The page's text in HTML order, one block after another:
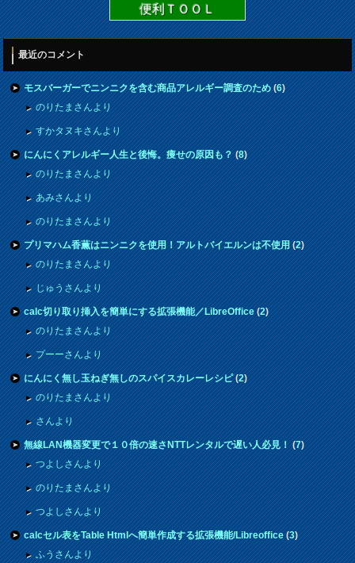
便利ＴＯＯＬ
最近のコメント
モスバーガーでニンニクを含む商品アレルギー調査のため(6)
のりたまさんより
すかタヌキさんより
にんにくアレルギー人生と後悔。痩せの原因も？(8)
のりたまさんより
あみさんより
のりたまさんより
プリマハム香薫はニンニクを使用！アルトバイエルンは不使用(2)
のりたまさんより
じゅうさんより
calc切り取り挿入を簡単にする拡張機能／LibreOffice(2)
のりたまさんより
プーーさんより
にんにく無し玉ねぎ無しのスパイスカレーレシピ(2)
のりたまさんより
さんより
無線LAN機器変更で１０倍の速さNTTレンタルで遅い人必見！(7)
つよしさんより
のりたまさんより
つよしさんより
calcセル表をTable Htmlへ簡単作成する拡張機能/Libreoffice(3)
ふうさんより